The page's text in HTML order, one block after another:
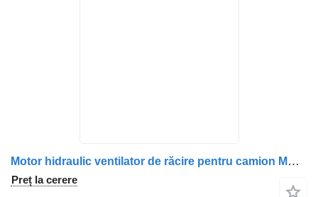
Motor hidraulic ventilator de răcire pentru camion MAN – Piese de schimb pentru camioane
Preț la cerere